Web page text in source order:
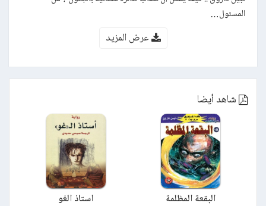
المسئول…
عرض المزيد
شاهد أيضا
البقعة المظلمة استاذ الغو